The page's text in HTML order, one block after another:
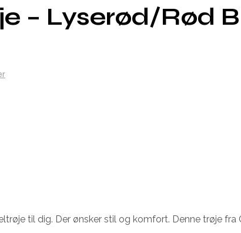
– Lyserød/Rød
til dig. Der ønsker stil og komfort. Denne trøje